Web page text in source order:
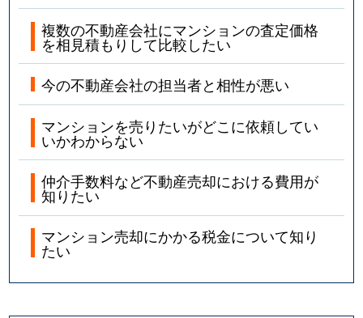
複数の不動産会社にマンションの査定価格
を相見積もりして比較したい
今の不動産会社の担当者と相性が悪い
マンションを売りたいがどこに依頼してい
いかわからない
仲介手数料など不動産売却における費用が
知りたい
マンション売却にかかる税金について知り
たい